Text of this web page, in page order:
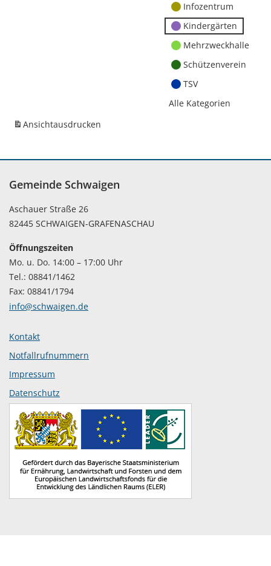
Infozentrum
Kindergärten
Mehrzweckhalle
Schützenverein
TSV
Alle Kategorien
Ansichtausdrucken
Gemeinde Schwaigen
Aschauer Straße 26
82445 SCHWAIGEN-GRAFENASCHAU
Öffnungszeiten
Mo. u. Do. 14:00 – 17:00 Uhr
Tel.: 08841/1462
Fax: 08841/1794
info@schwaigen.de
Kontakt
Notfallrufnummern
Impressum
Datenschutz